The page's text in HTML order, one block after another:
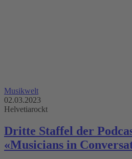
Musikwelt
02.03.2023
Helvetiarockt
Dritte Staffel der
«Musicians in